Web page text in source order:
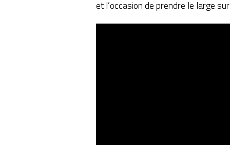
et l’occasion de prendre le large